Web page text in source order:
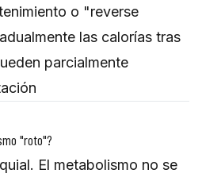
o "reverse
las calorías tras
parcialmente
"roto"?
El metabolismo no se